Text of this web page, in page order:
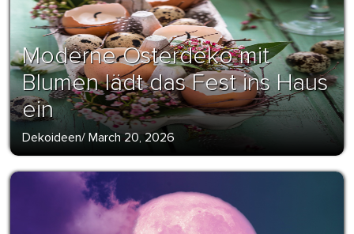
Moderne Osterdeko mit
Blumen lädt das Fest ins Haus
ein
Dekoideen/ March 20, 2026